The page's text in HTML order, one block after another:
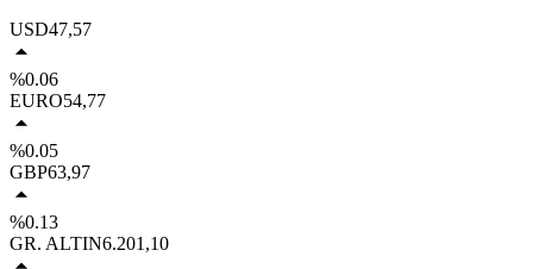
USD47,57
%0.06
EURO54,77
%0.05
GBP63,97
%0.13
GR. ALTIN6.201,10